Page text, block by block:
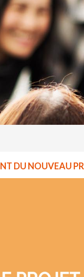
DU NOUVEAU